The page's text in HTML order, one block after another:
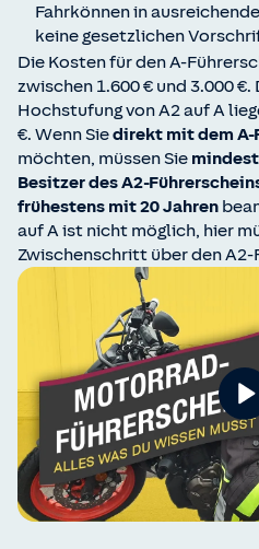
Fahrkönnen in
keine gesetzlichen
Die Kosten für den A-
zwischen 1.600 € und 3.000
Hochstufung von A2 auf A
€. Wenn Siedirekt mit dem A-
möchten, müssen Sie
Besitzer des A2-
frühestens mit 20 Jahren
auf A ist nicht möglich, hier
Zwischenschritt über den A2-